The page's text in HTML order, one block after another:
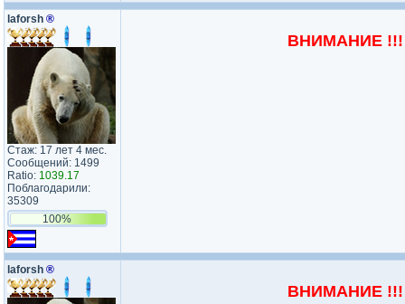
laforsh ®
Стаж: 17 лет 4 мес.
Сообщений: 1499
Ratio: 1039.17
Поблагодарили:
35309
100%
ВНИМАНИЕ !!!
laforsh ®
ВНИМАНИЕ !!!